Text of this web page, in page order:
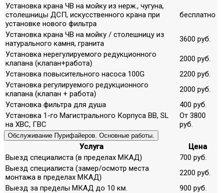
Установка крана ЧВ на мойку из нерж., чугуна,
столешницы ДСП, искусственного крана при
установке нового фильтра
бесплатно
Установка крана ЧВ на мойку / столешницу из
натурального камня, гранита
3600 руб.
Установка нерегулируемого редукционного
клапана (клапан+работа)
2000 руб.
Установка повысительного насоса 100G
2200 руб.
Установка регулируемого редукционного
клапана (клапан + работа)
2000 руб.
Установка фильтра для душа
400 руб.
Установка 1-го Магистрального Корпуса ВВ, SL
на ХВС, ГВС
От 3800
руб.
Обслуживание Пурифайеров. Основные работы.
Услуга
Цена
Выезд специалиста (в пределах МКАД)
700 руб.
Выезд специалиста (замер/осмотр места
монтажа в пределах МКАД)
2200 руб.
Выезд за пределы МКАД до 10 км.
900 руб.